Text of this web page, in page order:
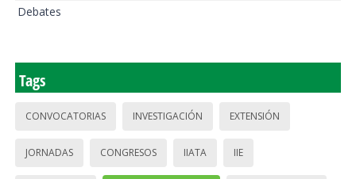
Debates
Tags
CONVOCATORIAS INVESTIGACIÓN EXTENSIÓN
JORNADAS CONGRESOS IIATA IIE